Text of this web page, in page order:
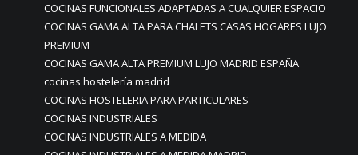
COCINAS FUNCIONALES ADAPTADAS A CUALQUIER ESPACIO
COCINAS GAMA ALTA PARA CHALETS CASAS HOGARES LUJO
PREMIUM
COCINAS GAMA ALTA PREMIUM LUJO MADRID ESPAÑA
cocinas hostelería madrid
COCINAS HOSTELERIA PARA PARTICULARES
COCINAS INDUSTRIALES
COCINAS INDUSTRIALES A MEDIDA